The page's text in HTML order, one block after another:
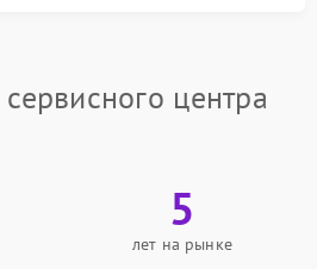
центра
5
лет на рынке